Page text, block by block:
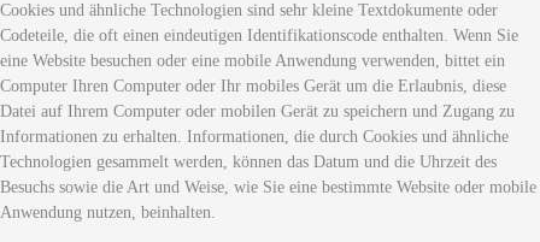
Cookies und ähnliche Technologien sind sehr kleine Textdokumente oder
Codeteile, die oft einen eindeutigen Identifikationscode enthalten. Wenn Sie
eine Website besuchen oder eine mobile Anwendung verwenden, bittet ein
Computer Ihren Computer oder Ihr mobiles Gerät um die Erlaubnis, diese
Datei auf Ihrem Computer oder mobilen Gerät zu speichern und Zugang zu
Informationen zu erhalten. Informationen, die durch Cookies und ähnliche
Technologien gesammelt werden, können das Datum und die Uhrzeit des
Besuchs sowie die Art und Weise, wie Sie eine bestimmte Website oder mobile
Anwendung nutzen, beinhalten.